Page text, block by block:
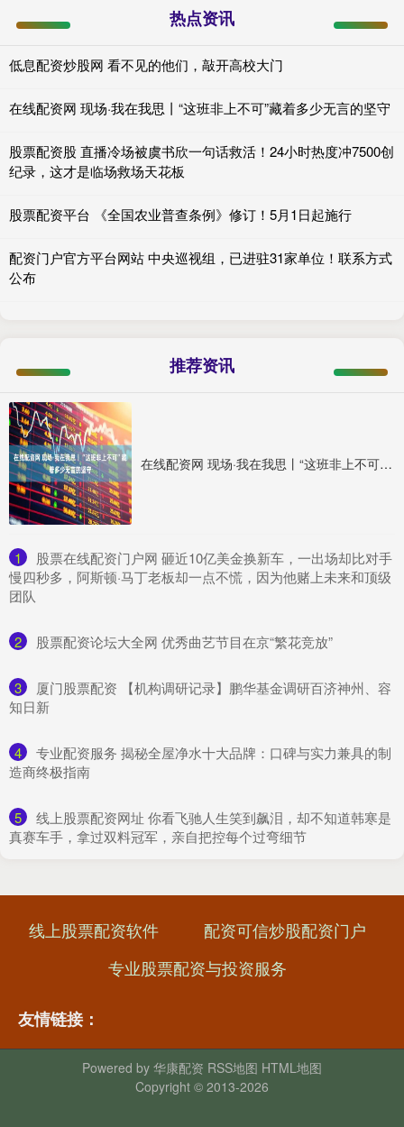
热点资讯
低息配资炒股网 看不见的他们，敲开高校大门
在线配资网 现场·我在我思丨“这班非上不可”藏着多少无言的坚守
股票配资股 直播冷场被虞书欣一句话救活！24小时热度冲7500创
纪录，这才是临场救场天花板
股票配资平台 《全国农业普查条例》修订！5月1日起施行
配资门户官方平台网站 中央巡视组，已进驻31家单位！联系方式
公布
推荐资讯
在线配资网 现场·我在我思丨“这班非上不可”藏着多少无言的坚守
1
​股票在线配资门户网 砸近10亿美金换新车，一出场却比对手
慢四秒多，阿斯顿·马丁老板却一点不慌，因为他赌上未来和顶级
团队
2 ​股票配资论坛大全网 优秀曲艺节目在京“繁花竞放”
3
​厦门股票配资 【机构调研记录】鹏华基金调研百济神州、容
知日新
4
​专业配资服务 揭秘全屋净水十大品牌：口碑与实力兼具的制
造商终极指南
5
​线上股票配资网址 你看飞驰人生笑到飙泪，却不知道韩寒是
真赛车手，拿过双料冠军，亲自把控每个过弯细节
线上股票配资软件
配资可信炒股配资门户
专业股票配资与投资服务
友情链接：
Powered by 华康配资 RSS地图 HTML地图
Copyright © 2013-2026